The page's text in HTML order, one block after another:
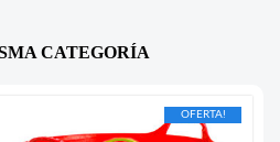
CATEGORÍA
OFERTA!